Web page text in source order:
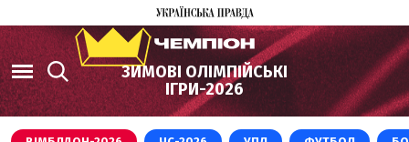
ЗИМОВІ ОЛІМПІЙСЬКІ
ІГРИ-2026